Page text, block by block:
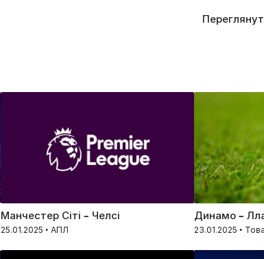
Манчестер Сіті – Челсі
25.01.2025 • АПЛ
Динамо –
23.01.2025 •